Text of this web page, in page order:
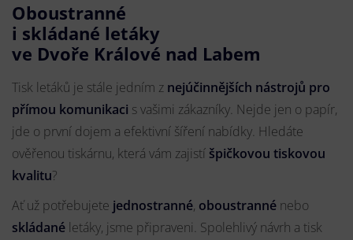
Oboustranné
i skládané letáky
ve Dvoře Králové nad Labem
Tisk letáků je stále jedním z nejúčinnějších nástrojů pro
přímou komunikaci s vašimi zákazníky. Nejde jen o papír,
jde o první dojem a efektivní šíření nabídky. Hledáte
ověřenou tiskárnu, která vám zajistí špičkovou tiskovou
kvalitu?
Ať už potřebujete jednostranné, oboustranné nebo
skládané letáky, jsme připraveni. Spolehlivý návrh a tisk